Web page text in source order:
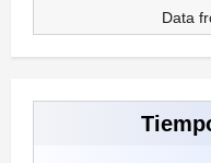
Data